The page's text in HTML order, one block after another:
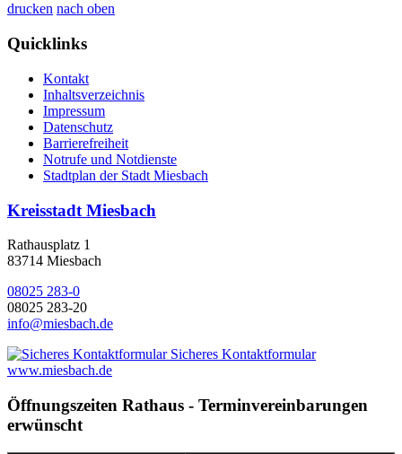
drucken nach oben
Quicklinks
Kontakt
Inhaltsverzeichnis
Impressum
Datenschutz
Barrierefreiheit
Notrufe und Notdienste
Stadtplan der Stadt Miesbach
Kreisstadt Miesbach
Rathausplatz 1
83714 Miesbach
08025 283-0
08025 283-20
info@miesbach.de
Sicheres Kontaktformular
www.miesbach.de
Öffnungszeiten Rathaus - Terminvereinbarungen
erwünscht